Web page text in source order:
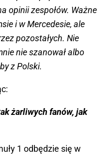
opinii zespołów. Ważne
i w Mercedesie, ale
pozostałych. Nie
nie szanował albo
z Polski.
żarliwych fanów, jak
1 odbędzie się w